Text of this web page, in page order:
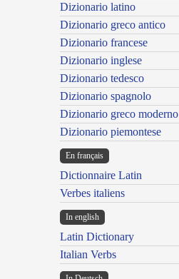
Dizionario latino
Dizionario greco antico
Dizionario francese
Dizionario inglese
Dizionario tedesco
Dizionario spagnolo
Dizionario greco moderno
Dizionario piemontese
En français
Dictionnaire Latin
Verbes italiens
In english
Latin Dictionary
Italian Verbs